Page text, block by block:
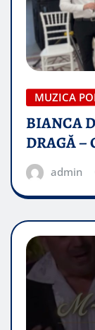
MUZICA
BIANCA
DRAGĂ –
admin